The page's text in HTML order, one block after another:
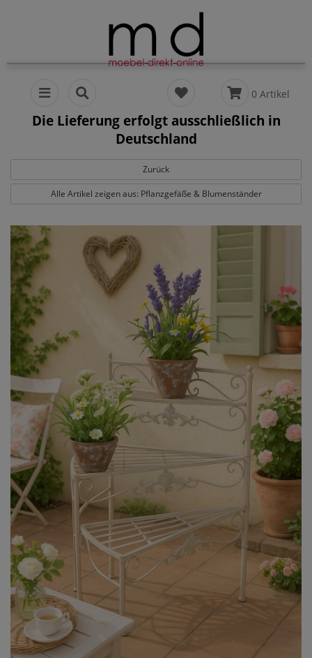
0 Artikel
Die Lieferung erfolgt ausschließlich in
Deutschland
Zurück
Alle Artikel zeigen aus: Pflanzgefäße & Blumenständer